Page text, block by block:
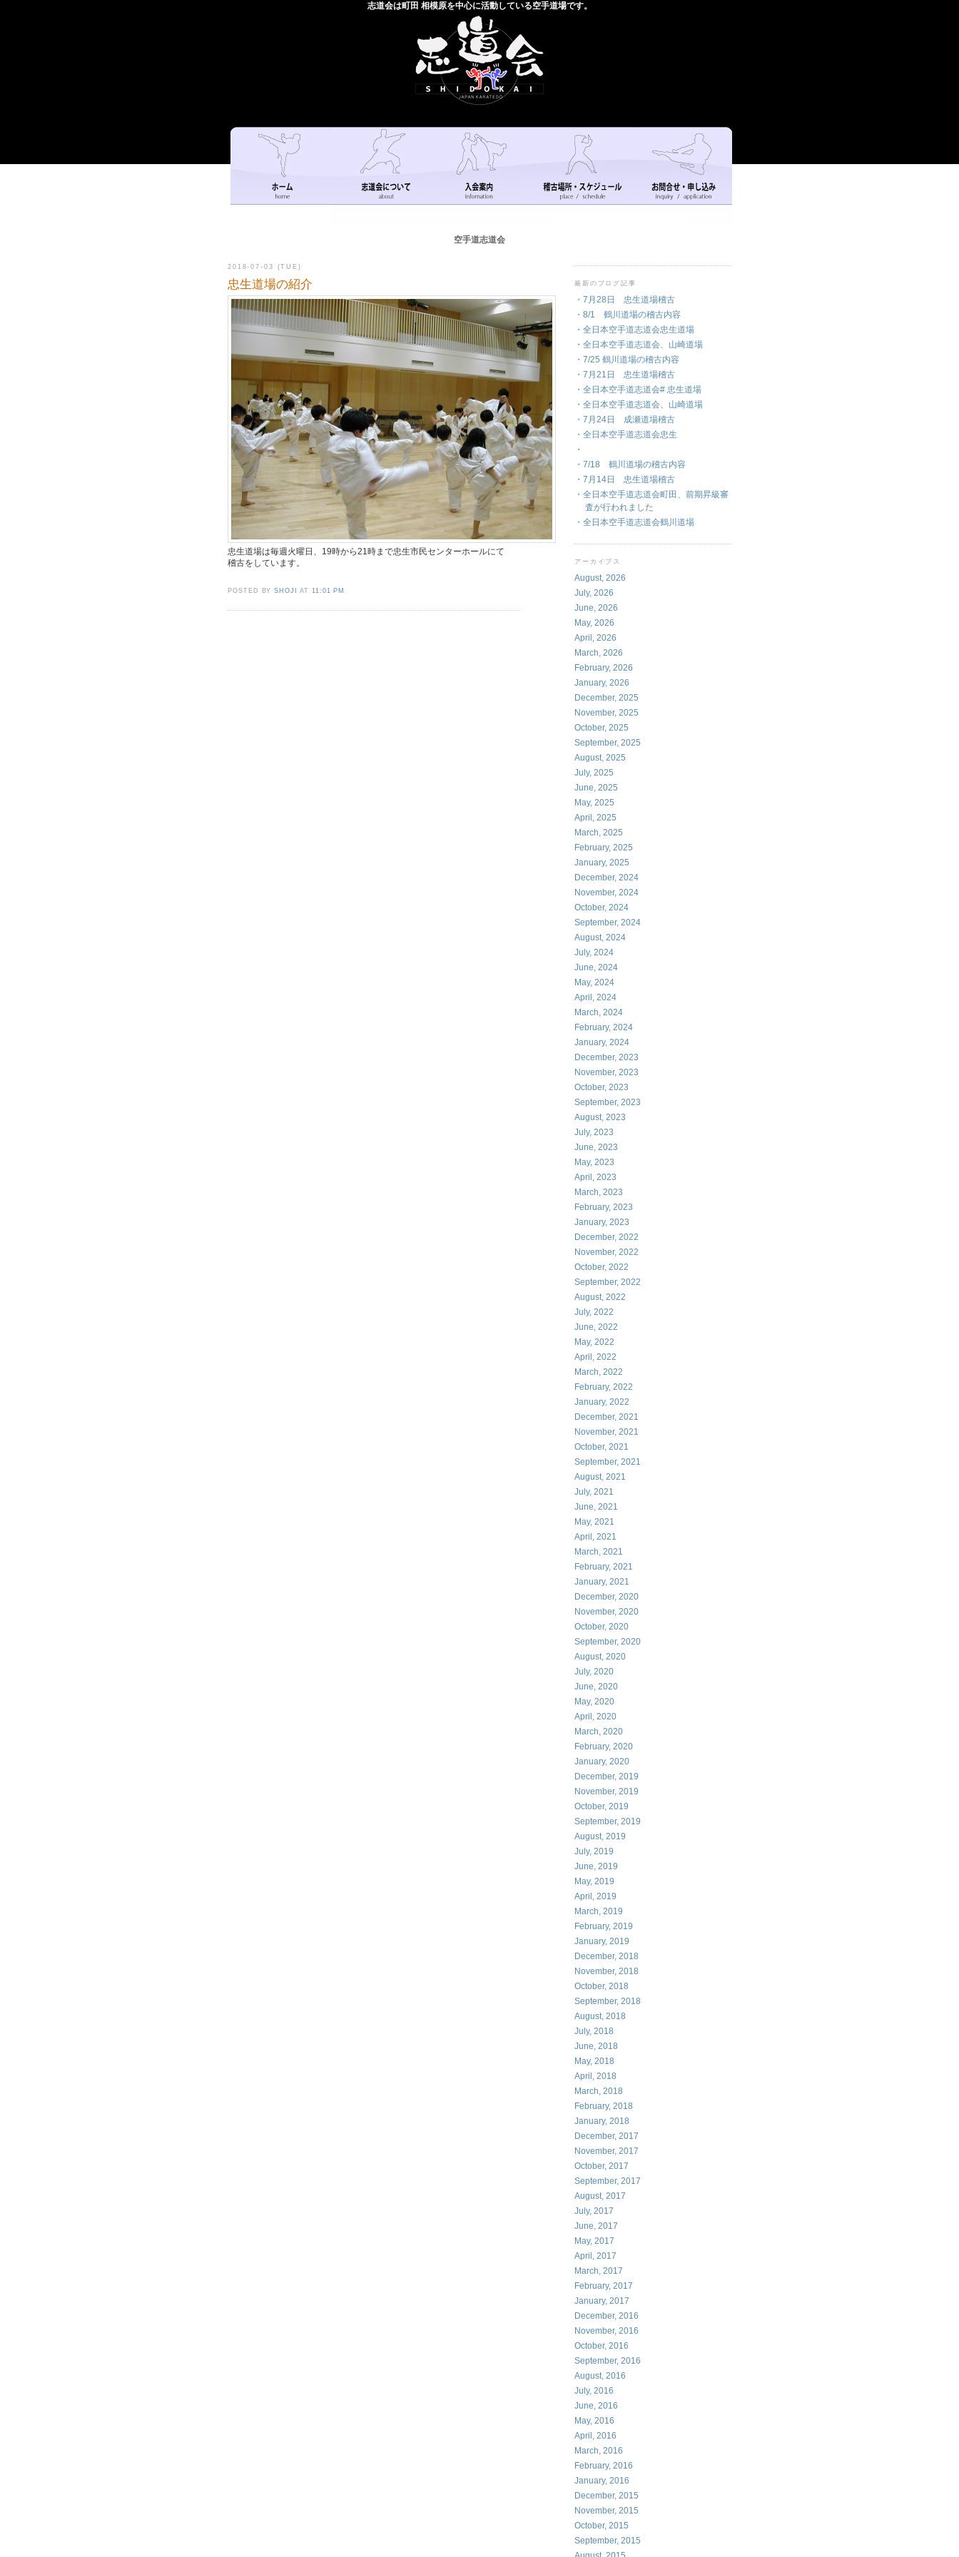
志道会は町田 相模原を中心に活動している空手道場です。
空手道志道会
2018-07-03 (TUE)
忠生道場の紹介
忠生道場は毎週火曜日、19時から21時まで忠生市民センターホールにて
稽古をしています。
POSTED BYSHOJI AT 11:01 PM
最新のブログ記事
・7月28日 忠生道場稽古
・8/1 鶴川道場の稽古内容
・全日本空手道志道会忠生道場
・全日本空手道志道会、山崎道場
・7/25 鶴川道場の稽古内容
・7月21日 忠生道場稽古
・全日本空手道志道会# 忠生道場
・全日本空手道志道会、山崎道場
・7月24日 成瀬道場稽古
・全日本空手道志道会忠生
・
・7/18 鶴川道場の稽古内容
・7月14日 忠生道場稽古
・全日本空手道志道会町田、前期昇級審
査が行われました
・全日本空手道志道会鶴川道場
アーカイブス
August, 2026
July, 2026
June, 2026
May, 2026
April, 2026
March, 2026
February, 2026
January, 2026
December, 2025
November, 2025
October, 2025
September, 2025
August, 2025
July, 2025
June, 2025
May, 2025
April, 2025
March, 2025
February, 2025
January, 2025
December, 2024
November, 2024
October, 2024
September, 2024
August, 2024
July, 2024
June, 2024
May, 2024
April, 2024
March, 2024
February, 2024
January, 2024
December, 2023
November, 2023
October, 2023
September, 2023
August, 2023
July, 2023
June, 2023
May, 2023
April, 2023
March, 2023
February, 2023
January, 2023
December, 2022
November, 2022
October, 2022
September, 2022
August, 2022
July, 2022
June, 2022
May, 2022
April, 2022
March, 2022
February, 2022
January, 2022
December, 2021
November, 2021
October, 2021
September, 2021
August, 2021
July, 2021
June, 2021
May, 2021
April, 2021
March, 2021
February, 2021
January, 2021
December, 2020
November, 2020
October, 2020
September, 2020
August, 2020
July, 2020
June, 2020
May, 2020
April, 2020
March, 2020
February, 2020
January, 2020
December, 2019
November, 2019
October, 2019
September, 2019
August, 2019
July, 2019
June, 2019
May, 2019
April, 2019
March, 2019
February, 2019
January, 2019
December, 2018
November, 2018
October, 2018
September, 2018
August, 2018
July, 2018
June, 2018
May, 2018
April, 2018
March, 2018
February, 2018
January, 2018
December, 2017
November, 2017
October, 2017
September, 2017
August, 2017
July, 2017
June, 2017
May, 2017
April, 2017
March, 2017
February, 2017
January, 2017
December, 2016
November, 2016
October, 2016
September, 2016
August, 2016
July, 2016
June, 2016
May, 2016
April, 2016
March, 2016
February, 2016
January, 2016
December, 2015
November, 2015
October, 2015
September, 2015